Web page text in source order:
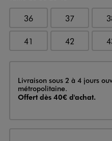
36 37
41 42
Livraison
Livraison sous 2 à 4 jours
métropolitaine.
Offert dès 40€ d'achat.